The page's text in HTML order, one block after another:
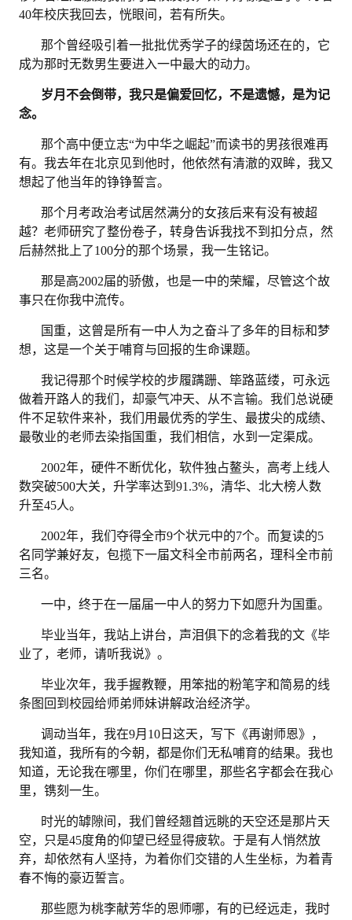
40年校庆我回去，恍眼间，若有所失。
那个曾经吸引着一批批优秀学子的绿茵场还在的，它
成为那时无数男生要进入一中最大的动力。
岁月不会倒带，我只是偏爱回忆，不是遗憾，是为记
念。
那个高中便立志“为中华之崛起”而读书的男孩很难再
有。我去年在北京见到他时，他依然有清澈的双眸，我又
想起了他当年的铮铮誓言。
那个月考政治考试居然满分的女孩后来有没有被超
越？老师研究了整份卷子，转身告诉我找不到扣分点，然
后赫然批上了100分的那个场景，我一生铭记。
那是高2002届的骄傲，也是一中的荣耀，尽管这个故
事只在你我中流传。
国重，这曾是所有一中人为之奋斗了多年的目标和梦
想，这是一个关于哺育与回报的生命课题。
我记得那个时候学校的步履蹒跚、筚路蓝缕，可永远
做着开路人的我们，却豪气冲天、从不言输。我们总说硬
件不足软件来补，我们用最优秀的学生、最拔尖的成绩、
最敬业的老师去染指国重，我们相信，水到一定渠成。
2002年，硬件不断优化，软件独占鳌头，高考上线人
数突破500大关，升学率达到91.3%，清华、北大榜人数
升至45人。
2002年，我们夺得全市9个状元中的7个。而复读的5
名同学兼好友，包揽下一届文科全市前两名，理科全市前
三名。
一中，终于在一届届一中人的努力下如愿升为国重。
毕业当年，我站上讲台，声泪俱下的念着我的文《毕
业了，老师，请听我说》。
毕业次年，我手握教鞭，用笨拙的粉笔字和简易的线
条图回到校园给师弟师妹讲解政治经济学。
调动当年，我在9月10日这天，写下《再谢师恩》，
我知道，我所有的今朝，都是你们无私哺育的结果。我也
知道，无论我在哪里，你们在哪里，那些名字都会在我心
里，镌刻一生。
时光的罅隙间，我们曾经翘首远眺的天空还是那片天
空，只是45度角的仰望已经显得疲软。于是有人悄然放
弃，却依然有人坚持，为着你们交错的人生坐标，为着青
春不悔的豪迈誓言。
那些愿为桃李献芳华的恩师哪，有的已经远走，我时